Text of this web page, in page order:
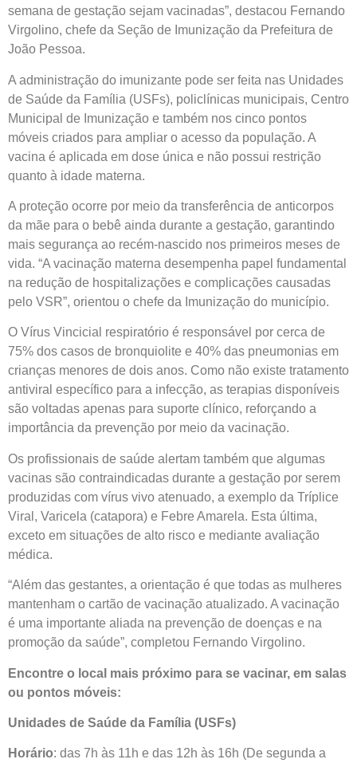
semana de gestação sejam vacinadas”, destacou Fernando
Virgolino, chefe da Seção de Imunização da Prefeitura de
João Pessoa.
A administração do imunizante pode ser feita nas Unidades
de Saúde da Família (USFs), policlínicas municipais, Centro
Municipal de Imunização e também nos cinco pontos
móveis criados para ampliar o acesso da população. A
vacina é aplicada em dose única e não possui restrição
quanto à idade materna.
A proteção ocorre por meio da transferência de anticorpos
da mãe para o bebê ainda durante a gestação, garantindo
mais segurança ao recém-nascido nos primeiros meses de
vida. “A vacinação materna desempenha papel fundamental
na redução de hospitalizações e complicações causadas
pelo VSR”, orientou o chefe da Imunização do município.
O Vírus Vincicial respiratório é responsável por cerca de
75% dos casos de bronquiolite e 40% das pneumonias em
crianças menores de dois anos. Como não existe tratamento
antiviral específico para a infecção, as terapias disponíveis
são voltadas apenas para suporte clínico, reforçando a
importância da prevenção por meio da vacinação.
Os profissionais de saúde alertam também que algumas
vacinas são contraindicadas durante a gestação por serem
produzidas com vírus vivo atenuado, a exemplo da Tríplice
Viral, Varicela (catapora) e Febre Amarela. Esta última,
exceto em situações de alto risco e mediante avaliação
médica.
“Além das gestantes, a orientação é que todas as mulheres
mantenham o cartão de vacinação atualizado. A vacinação
é uma importante aliada na prevenção de doenças e na
promoção da saúde”, completou Fernando Virgolino.
Encontre o local mais próximo para se vacinar, em salas
ou pontos móveis:
Unidades de Saúde da Família (USFs)
Horário: das 7h às 11h e das 12h às 16h (De segunda a